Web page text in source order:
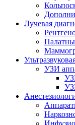
Лучевая
УЗИ